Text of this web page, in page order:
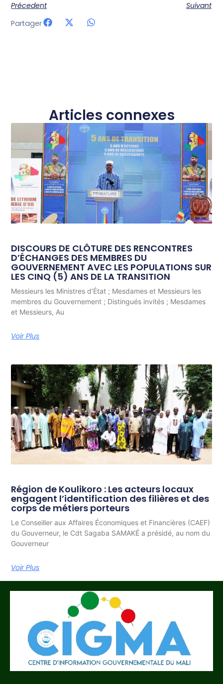
Précedent
Suivant
Partager
Articles connexes
DISCOURS DE CLÔTURE DES RENCONTRES
D’ÉCHANGES DES MEMBRES DU
GOUVERNEMENT AVEC LES POPULATIONS SUR
LES CINQ (5) ANS DE LA TRANSITION
Messieurs les Ministres d’État ; Mesdames et Messieurs les
membres du Gouvernement ; Distingués invités ; Mesdames
et Messieurs, Au
Voir Plus
Région de Koulikoro : Les acteurs locaux
engagent l’identification des filières et des
corps de métiers porteurs
Le Conseiller aux Affaires Économiques et Financières (CAEF)
du Gouverneur, le Cdt Sagaba SAMAKÉ a présidé, au nom du
Gouverneur
Voir Plus